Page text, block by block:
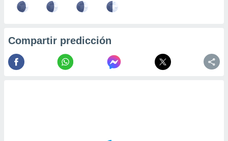
Compartir predicción